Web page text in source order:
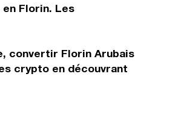
Florin. Les
convertir Florin Arubais
crypto en découvrant